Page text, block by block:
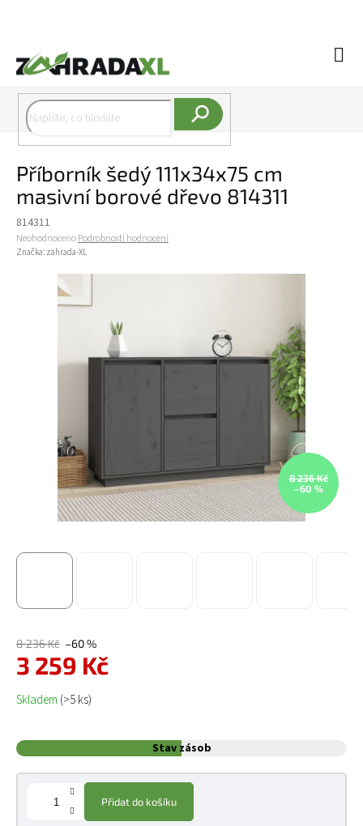
Příborník šedý 111x34x75 cm
masivní borové dřevo 814311
814311
Průměrné hodnocení produktu je 0,0 z 5 hvězdiček.
NeohodnocenoPodrobnosti hodnocení
Značka: zahrada-XL
8 236 Kč
–60 %
8 236 Kč –60 %
3 259 Kč
Měrná cena:
Skladem (>5 ks)
Stav zásob
Přidat do košíku